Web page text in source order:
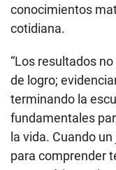
conocimientos
cotidiana.
“Los resultados
de logro;
terminando la
fundamentales
la vida. Cuando
para comprender